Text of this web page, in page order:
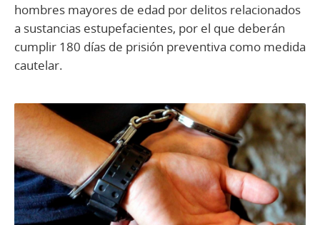
hombres mayores de edad por delitos relacionados
a sustancias estupefacientes, por el que deberán
cumplir 180 días de prisión preventiva como medida
cautelar.